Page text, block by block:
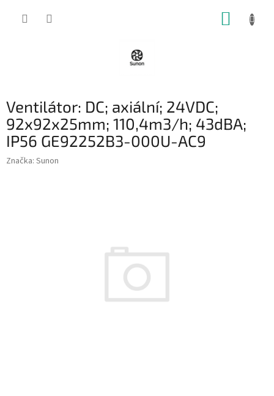
Ventilátor: DC; axiální; 24VDC;
92x92x25mm; 110,4m3/h; 43dBA;
IP56 GE92252B3-000U-AC9
Značka: Sunon